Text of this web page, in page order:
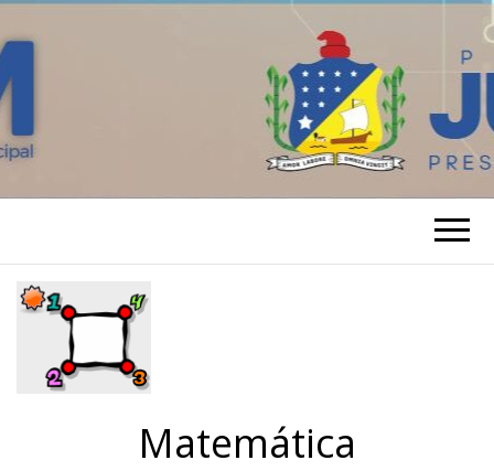
Matemática